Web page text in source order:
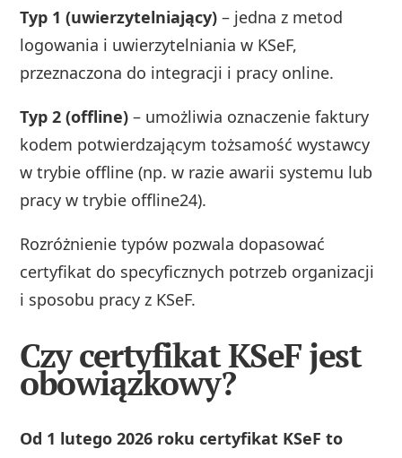
Typ 1 (uwierzytelniający) – jedna z metod
logowania i uwierzytelniania w KSeF,
przeznaczona do integracji i pracy online.
Typ 2 (offline) – umożliwia oznaczenie faktury
kodem potwierdzającym tożsamość wystawcy
w trybie offline (np. w razie awarii systemu lub
pracy w trybie offline24).
Rozróżnienie typów pozwala dopasować
certyfikat do specyficznych potrzeb organizacji
i sposobu pracy z KSeF.
Czy certyfikat KSeF jest
obowiązkowy?
Od 1 lutego 2026 roku certyfikat KSeF to